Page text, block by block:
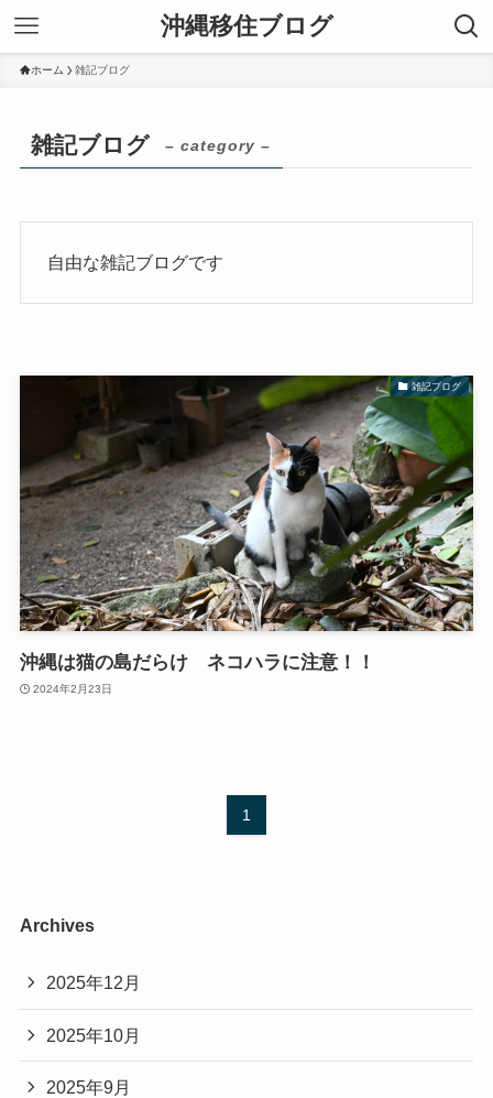
沖縄移住ブログ
ホーム 雑記ブログ
雑記ブログ – category –
自由な雑記ブログです
雑記ブログ
沖縄は猫の島だらけ ネコハラに注意！！
2024年2月23日
1
Archives
2025年12月
2025年10月
2025年9月